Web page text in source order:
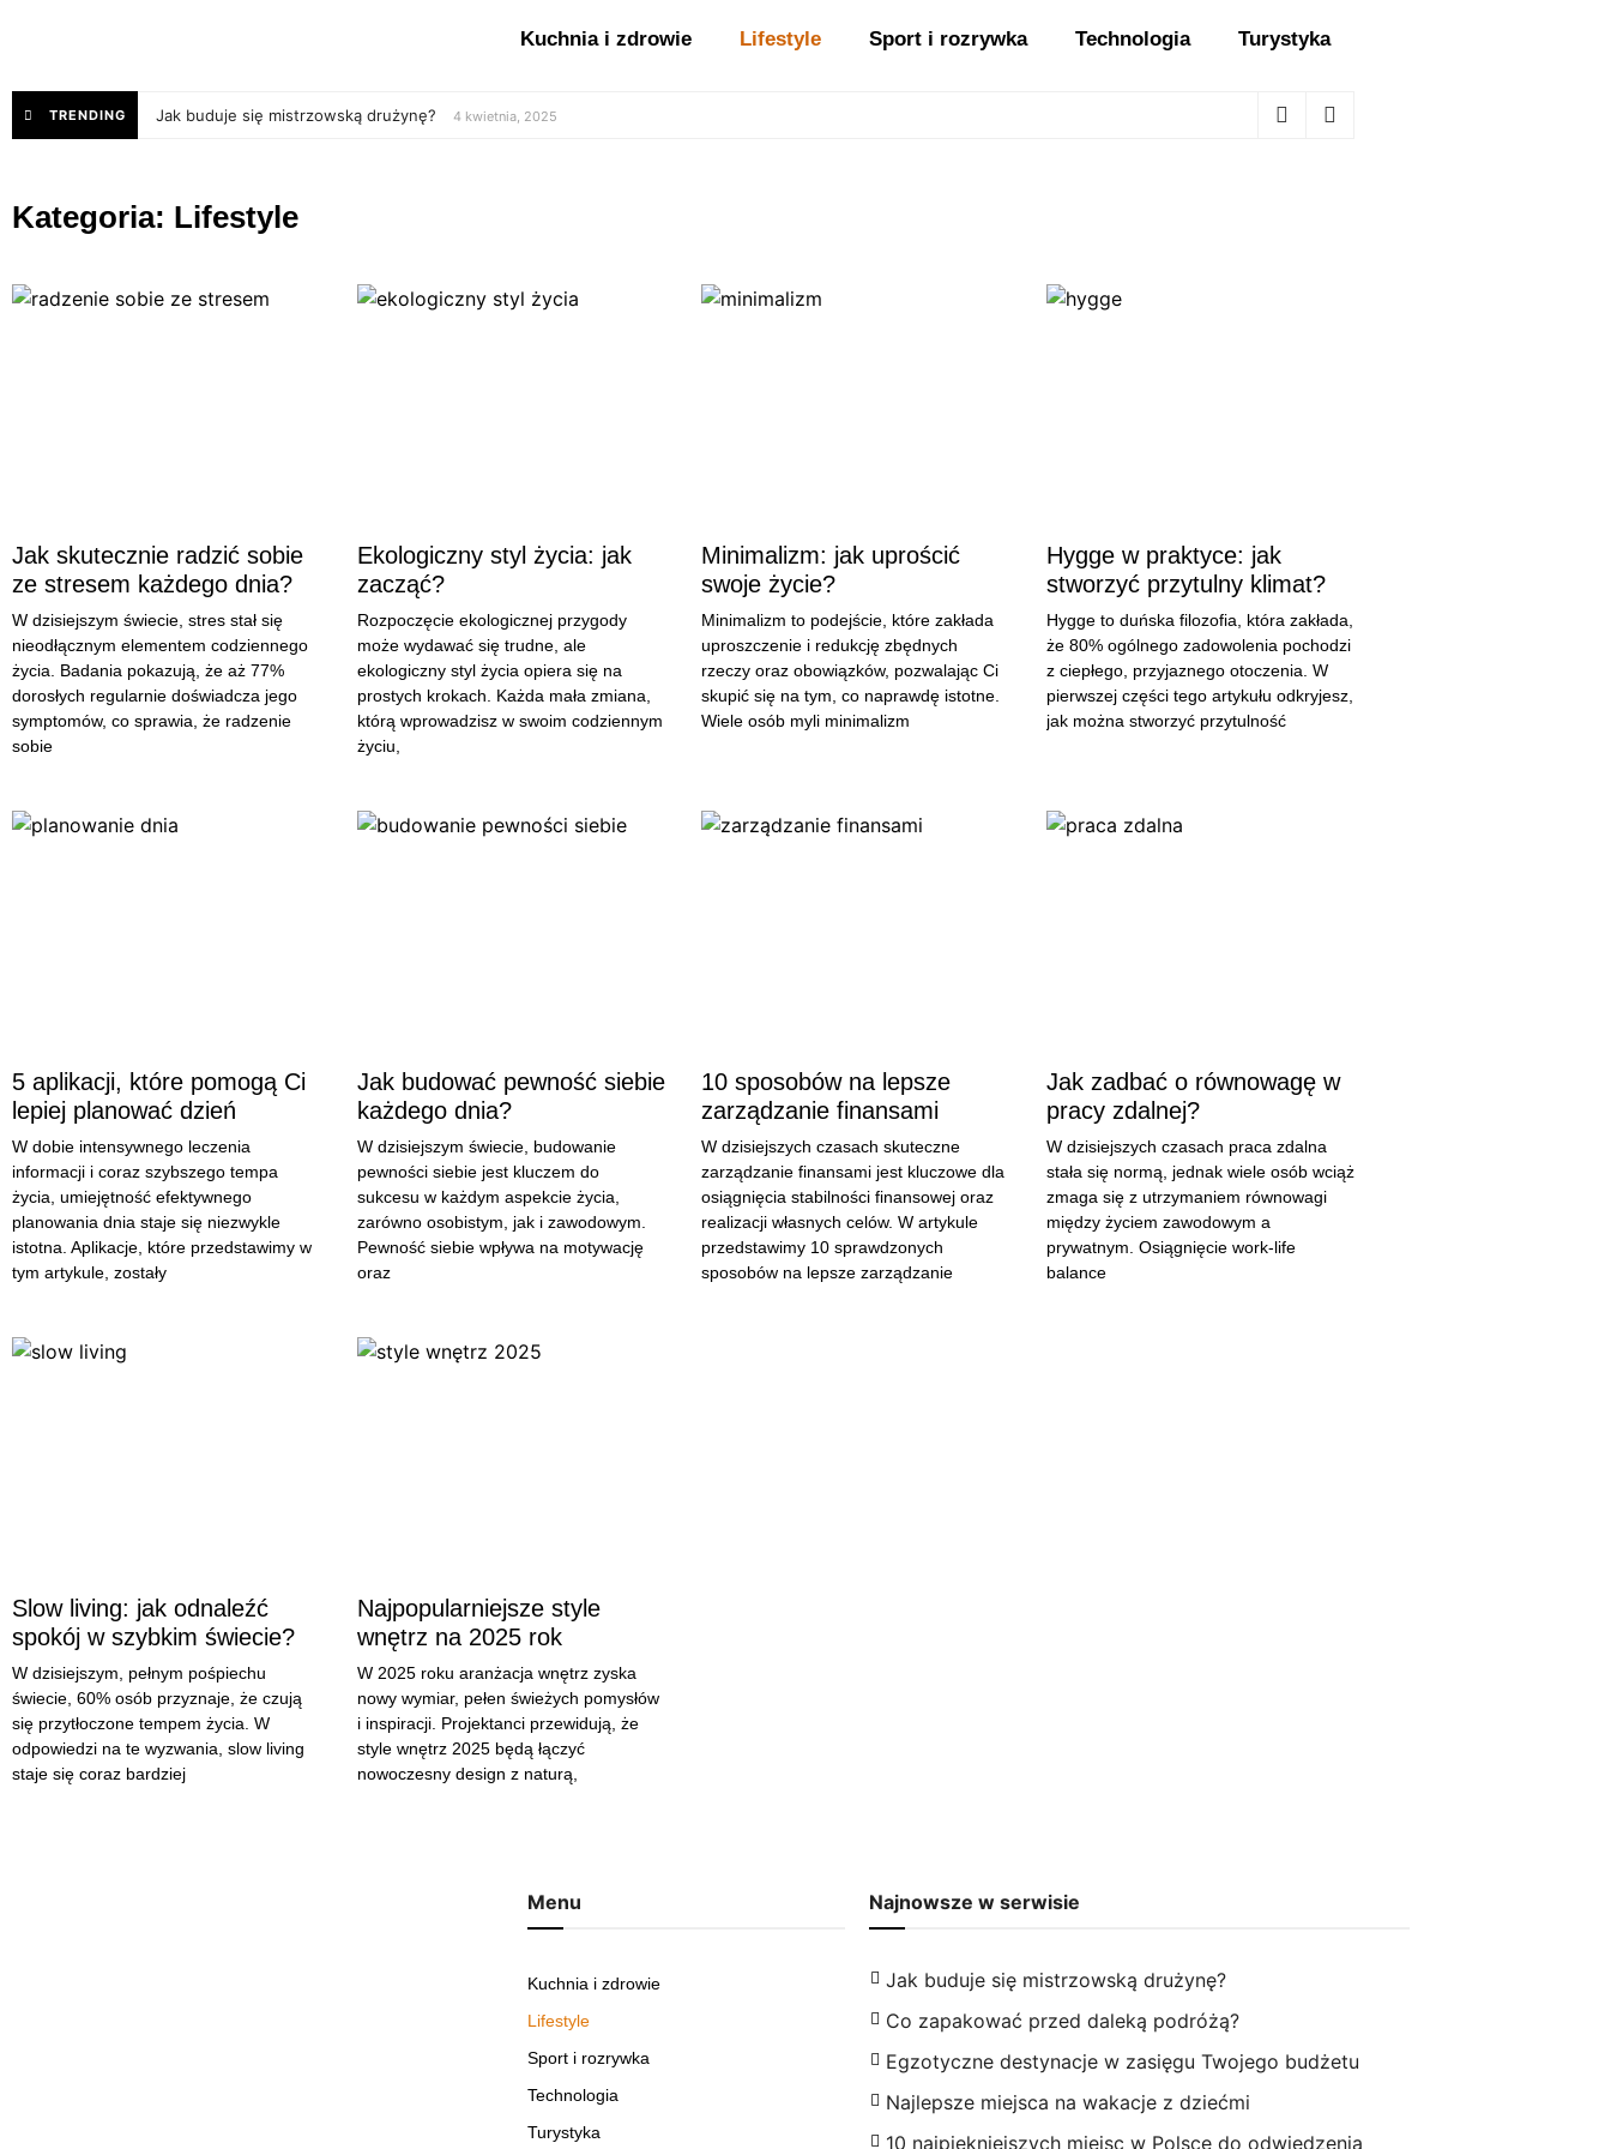
Kuchnia i zdrowie Lifestyle Sport i rozrywka Technologia Turystyka
TRENDING Jak buduje się mistrzowską drużynę? 4 kwietnia, 2025
Kategoria: Lifestyle
Jak skutecznie radzić sobie
ze stresem każdego dnia?
W dzisiejszym świecie, stres stał się
nieodłącznym elementem codziennego
życia. Badania pokazują, że aż 77%
dorosłych regularnie doświadcza jego
symptomów, co sprawia, że radzenie
sobie
Ekologiczny styl życia: jak
zacząć?
Rozpoczęcie ekologicznej przygody
może wydawać się trudne, ale
ekologiczny styl życia opiera się na
prostych krokach. Każda mała zmiana,
którą wprowadzisz w swoim codziennym
życiu,
Minimalizm: jak uprościć
swoje życie?
Minimalizm to podejście, które zakłada
uproszczenie i redukcję zbędnych
rzeczy oraz obowiązków, pozwalając Ci
skupić się na tym, co naprawdę istotne.
Wiele osób myli minimalizm
Hygge w praktyce: jak
stworzyć przytulny klimat?
Hygge to duńska filozofia, która zakłada,
że 80% ogólnego zadowolenia pochodzi
z ciepłego, przyjaznego otoczenia. W
pierwszej części tego artykułu odkryjesz,
jak można stworzyć przytulność
5 aplikacji, które pomogą Ci
lepiej planować dzień
W dobie intensywnego leczenia
informacji i coraz szybszego tempa
życia, umiejętność efektywnego
planowania dnia staje się niezwykle
istotna. Aplikacje, które przedstawimy w
tym artykule, zostały
Jak budować pewność siebie
każdego dnia?
W dzisiejszym świecie, budowanie
pewności siebie jest kluczem do
sukcesu w każdym aspekcie życia,
zarówno osobistym, jak i zawodowym.
Pewność siebie wpływa na motywację
oraz
10 sposobów na lepsze
zarządzanie finansami
W dzisiejszych czasach skuteczne
zarządzanie finansami jest kluczowe dla
osiągnięcia stabilności finansowej oraz
realizacji własnych celów. W artykule
przedstawimy 10 sprawdzonych
sposobów na lepsze zarządzanie
Jak zadbać o równowagę w
pracy zdalnej?
W dzisiejszych czasach praca zdalna
stała się normą, jednak wiele osób wciąż
zmaga się z utrzymaniem równowagi
między życiem zawodowym a
prywatnym. Osiągnięcie work-life
balance
Slow living: jak odnaleźć
spokój w szybkim świecie?
W dzisiejszym, pełnym pośpiechu
świecie, 60% osób przyznaje, że czują
się przytłoczone tempem życia. W
odpowiedzi na te wyzwania, slow living
staje się coraz bardziej
Najpopularniejsze style
wnętrz na 2025 rok
W 2025 roku aranżacja wnętrz zyska
nowy wymiar, pełen świeżych pomysłów
i inspiracji. Projektanci przewidują, że
style wnętrz 2025 będą łączyć
nowoczesny design z naturą,
Menu
Kuchnia i zdrowie
Lifestyle
Sport i rozrywka
Technologia
Turystyka
Najnowsze w serwisie
Jak buduje się mistrzowską drużynę?
Co zapakować przed daleką podróżą?
Egzotyczne destynacje w zasięgu Twojego budżetu
Najlepsze miejsca na wakacje z dziećmi
10 najpiękniejszych miejsc w Polsce do odwiedzenia